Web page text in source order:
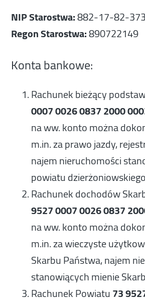
NIP Starostwa:882-17-82-373
Regon Starostwa:890722149
Konta bankowe:
Rachunek bieżący
0007 0026 0837 2000
na ww. konto można
m.in. za prawo jazdy,
najem nieruchomości
powiatu dzierżoniowskiego
Rachunek dochodów
9527 0007 0026 0837
na ww. konto można
m.in. za wieczyste
Skarbu Państwa, najem
stanowiących mienie
Rachunek Powiatu73